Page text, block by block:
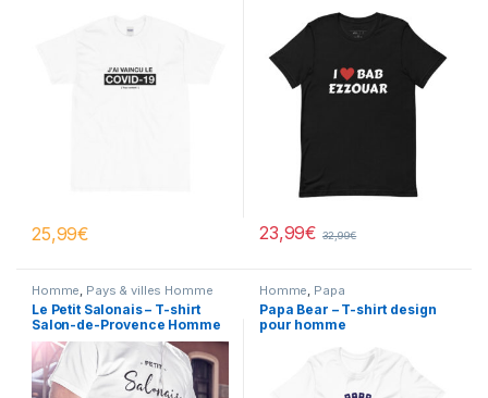
25,99€ 23,99€ 32,99€
Homme Pays & villes Homme
Le Petit Salonais – T-shirt
Salon-de-Provence Homme
Manches Courtes
Homme Papa
Papa Bear – T-shirt design
pour homme